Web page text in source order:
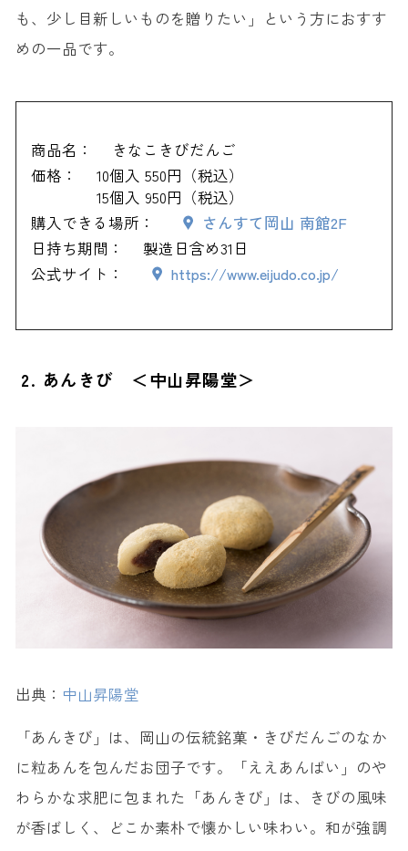
も、少し目新しいものを贈りたい」という方におすす
めの一品です。
商品名：
きなこきびだんご
価格：
10個入 550円（税込）
15個入 950円（税込）
購入できる場所：
さんすて岡山 南館2F
日持ち期間：
製造日含め31日
公式サイト：
https://www.eijudo.co.jp/
2. あんきび ＜中山昇陽堂＞
出典： 中山昇陽堂
「あんきび」は、岡山の伝統銘菓・きびだんごのなか
に粒あんを包んだお団子です。「ええあんばい」のや
わらかな求肥に包まれた「あんきび」は、きびの風味
が香ばしく、どこか素朴で懐かしい味わい。和が強調